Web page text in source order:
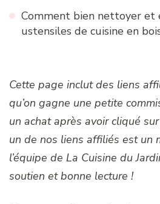
Comment bien nettoyer et
ustensiles de cuisine en
Cette page inclut des liens
qu’on gagne une petite
un achat après avoir cliqué
un de nos liens affiliés est un
l’équipe de La Cuisine du
soutien et bonne lecture !